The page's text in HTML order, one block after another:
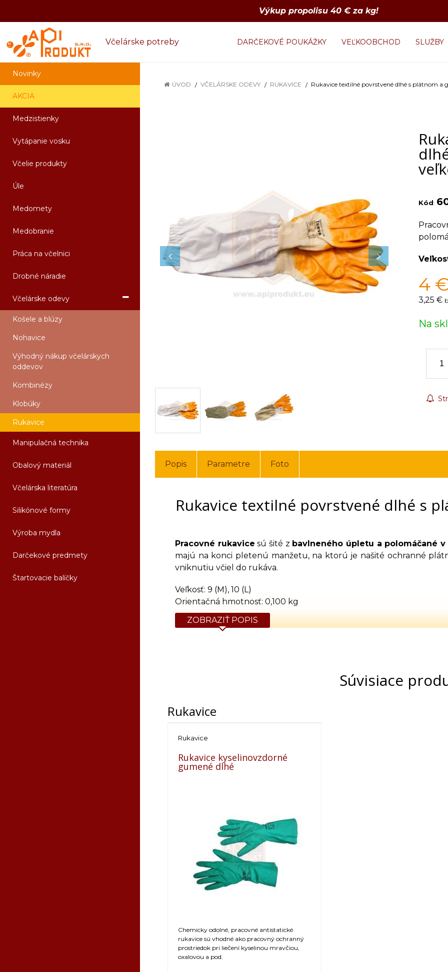
Výkup propolisu 40 € za kg!
Včelárske potreby DARČEKOVÉ POUKÁŽKY VEĽKOOBCHOD SLUŽBY
Novinky
AKCIA
Medzistienky
Vytápanie vosku
Včelie produkty
Úle
Medomety
Medobranie
Práca na včelnici
Drobné náradie
Včelárske odevy
Košele a blúzy
Nohavice
Výhodný nákup včelárskych
oddevov
Kombinézy
Klobúky
Rukavice
Manipulačná technika
Obalový materiál
Včelárska literatúra
Silikónové formy
Výroba mydla
Darčekové predmety
Štartovacie balíčky
ÚVOD VČELÁRSKE ODEVY RUKAVICE Rukavice textilné povrstvené dlhé s plátnom a
Kód:
4
3,25 €
Na
Popis Parametre Foto
Rukavice textilné povrstvené dlhé s
Pracovné rukavice sú šité z bavlneného úpletu a polomáčané
majú na konci pletenú manžetu, na ktorú je našité ochranné
vniknutiu včiel do rukáva.
Veľkosť: 9 (M), 10 (L)
Orientačná hmotnosť: 0,100 kg
ZOBRAZIŤ POPIS
Súvisiace
Rukavice
Rukavice
Rukavice kyselinovzdorné
gumené dlhé
Chemicky odolné, pracovné antistatické
rukavice sú vhodné ako pracovný ochranný
prostriedok pri liečení kyselinou mravčiou,
oxalovou a pod.